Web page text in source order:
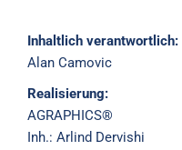
Inhaltlich verantwortlich:
Alan Camovic
Realisierung:
AGRAPHICS®
Inh.: Arlind Dervishi